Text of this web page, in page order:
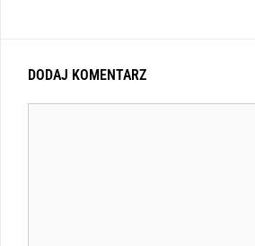
DODAJ KOMENTARZ